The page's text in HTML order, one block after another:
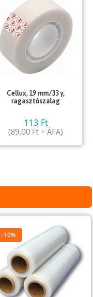
Cellux, 19 mm/33 y,
ragasztószalag
113 Ft
(89,00 Ft+ ÁFA)
-10%